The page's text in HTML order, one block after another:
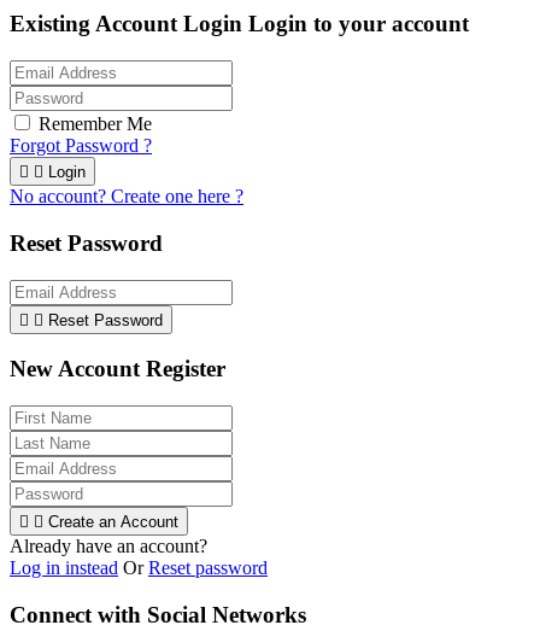
Existing Account Login Login to your account
Remember Me
Forgot Password ?
  Login
No account? Create one here ?
Reset Password
  Reset Password
New Account Register
  Create an Account
Already have an account?
Log in instead OrReset password
Connect with Social Networks